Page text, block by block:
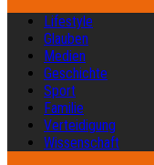
Lifestyle
Glauben
Medien
Geschichte
Sport
Familie
Verteidigung
Wissenschaft